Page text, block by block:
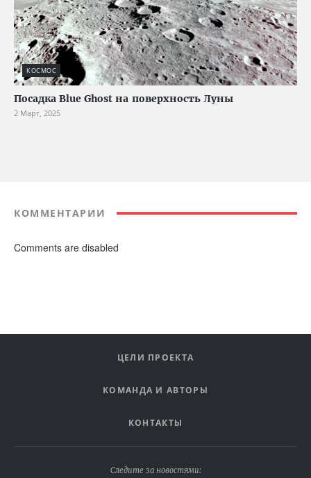
КОСМОС
Посадка Blue Ghost на поверхность Луны
2 Март, 2025
КОММЕНТАРИИ
Comments are disabled
ЦЕЛИ ПРОЕКТА
КОМАНДА И АВТОРЫ
КОНТАКТЫ
Следите за новостями: